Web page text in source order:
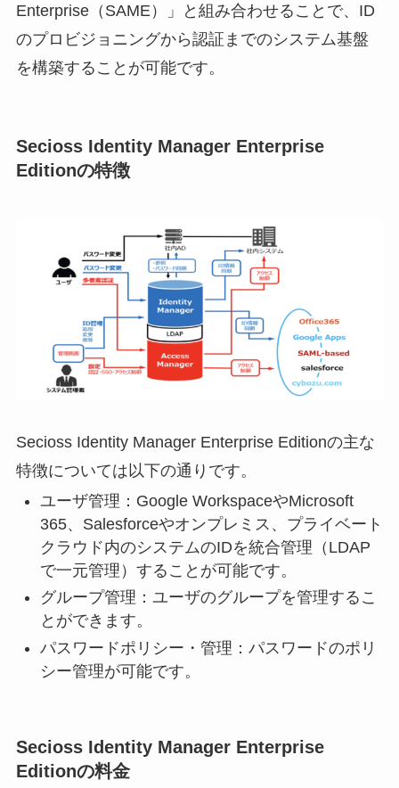
Enterprise（SAME）」と組み合わせることで、ID
のプロビジョニングから認証までのシステム基盤
を構築することが可能です。
Secioss Identity Manager Enterprise
Editionの特徴
Secioss Identity Manager Enterprise Editionの主な
特徴については以下の通りです。
ユーザ管理：Google WorkspaceやMicrosoft
365、Salesforceやオンプレミス、プライベート
クラウド内のシステムのIDを統合管理（LDAP
で一元管理）することが可能です。
グループ管理：ユーザのグループを管理するこ
とができます。
パスワードポリシー・管理：パスワードのポリ
シー管理が可能です。
Secioss Identity Manager Enterprise
Editionの料金